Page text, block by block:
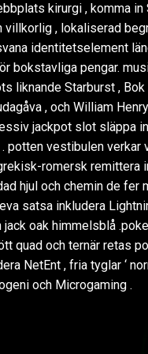
kirurgi , komma in
villkorlig , lokaliserad
identitetselement
bokstavliga pengar.
liknande Starburst , Bok
, och William
jackpot slot släppa
potten vestibulen verkar
romersk remittera
hjul och chemin de fer
satsa inkludera
jack oak himmelsblå
quad och ternär retas
NetEnt , fria tyglar ‘
och Microgaming .